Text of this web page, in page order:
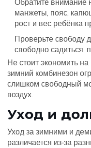
Обратите внимание
манжеты, пояс,
рост и вес ребёнка
Проверьте свободу
свободно садиться,
Не стоит экономить
зимний комбинезон
слишком свободный
воздух.
Уход и
Уход за зимними и
различается из‑за